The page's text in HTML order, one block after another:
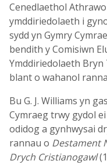
Cenedlaethol
ymddiriedolaeth i
sydd yn Gymry
bendith y Comisiwn
Ymddiriedolaeth
blant o wahanol
Bu G. J. Williams yn
Cymraeg trwy gydol
odidog a gynhwysai
rannau o Destament
Drych Cristianogawl